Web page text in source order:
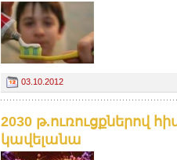
03.10.2012
2030 թ.ուռուցքներով
կավելանա